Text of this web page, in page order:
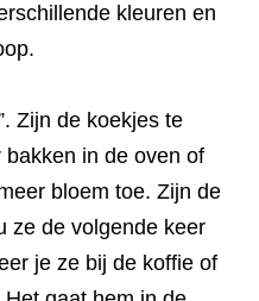
kleuren en
Zijn de koekjes te
in de oven of
bloem toe. Zijn de
ze de volgende keer
je ze bij de koffie of